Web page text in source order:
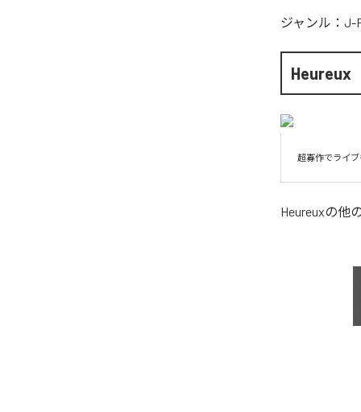
ジャンル： J-
Heureux
超寡作でライ
Heureuxの他